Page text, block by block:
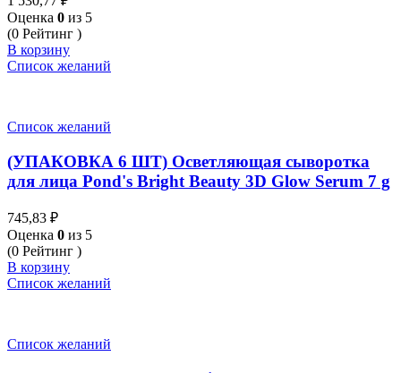
Оценка 0 из 5
(0 Рейтинг )
В корзину
Список желаний
Список желаний
(УПАКОВКА 6 ШТ) Осветляющая сыворотка
для лица Pond's Bright Beauty 3D Glow Serum 7 g
745,83 ₽
Оценка 0 из 5
(0 Рейтинг )
В корзину
Список желаний
Список желаний